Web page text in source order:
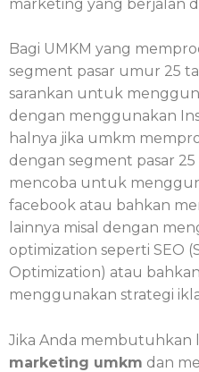
marketing yang berjalan
Bagi UMKM yang
segment pasar umur 25
sarankan untuk
dengan menggunakan
halnya jika umkm
dengan segment pasar
mencoba untuk
facebook atau bahkan
lainnya misal dengan
optimization seperti SEO
Optimization) atau
menggunakan strategi
Jika Anda membutuhkan
marketing umkm dan